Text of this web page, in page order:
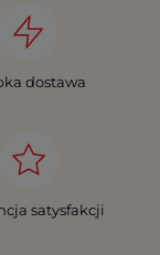
dostawa
satysfakcji